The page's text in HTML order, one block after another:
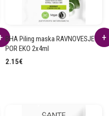
BHA Piling maska RAVNOVESJE
POR EKO 2x4ml
2.15€